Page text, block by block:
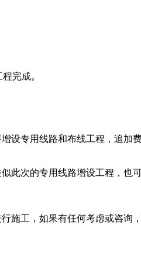
完成。
设专用线路和布线工程，追加
此次的专用线路增设工程，也
施工，如果有任何考虑或咨询